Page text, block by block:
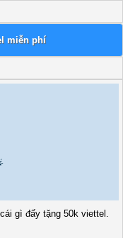
miễn phí
gì đấy tặng 50k viettel.